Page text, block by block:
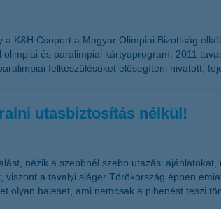
a K&H Csoport a Magyar Olimpiai Bizottság
és paralimpiai kártyaprogram. 2011
felkészülésüket elősegíteni hivatott,
utasbiztosítás nélkül!
nézik a szebbnél szebb utazási
viszont a tavalyi sláger Törökország éppen
olyan baleset, ami nemcsak a pihenést teszi